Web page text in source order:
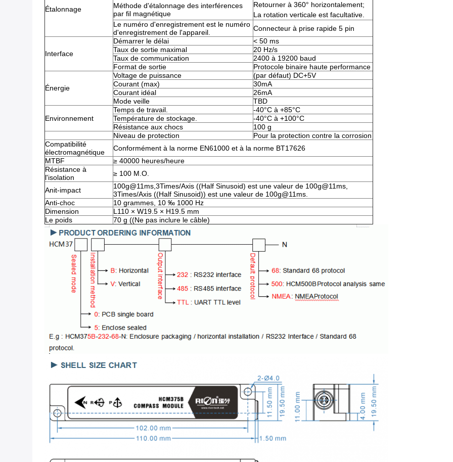
Étalonnage
Méthode d'étalonnage des interférences
par fil magnétique
Retourner à 360° horizontalement;
La rotation verticale est facultative.
Le numéro d'enregistrement est le numéro
d'enregistrement de l'appareil.
Connecteur à prise rapide 5 pin
Interface
Démarrer le délai
< 50 ms
Taux de sortie maximal
20 Hz/s
Taux de communication
2400 à 19200 baud
Format de sortie
Protocole binaire haute performance
Énergie
Voltage de puissance
(par défaut) DC+5V
Courant (max)
30mA
Courant idéal
26mA
Mode veille
TBD
Environnement
Temps de travail.
-40°C à +85°C
Température de stockage.
-40°C à +100°C
Résistance aux chocs
100 g
Niveau de protection
Pour la protection contre la corrosion
Compatibilité
électromagnétique
Conformément à la norme EN61000 et à la norme BT17626
MTBF
≥ 40000 heures/heure
Résistance à
l'isolation
≥ 100 M.O.
Anit-impact
100g@11ms,3Times/Axis ((Half Sinusoid) est une valeur de 100g@11ms,
3Times/Axis ((Half Sinusoid)) est une valeur de 100g@11ms.
Anti-choc
10 grammes, 10 ‰ 1000 Hz
Dimension
L110 × W19.5 × H19.5 mm
Le poids
70 g ((Ne pas inclure le câble)